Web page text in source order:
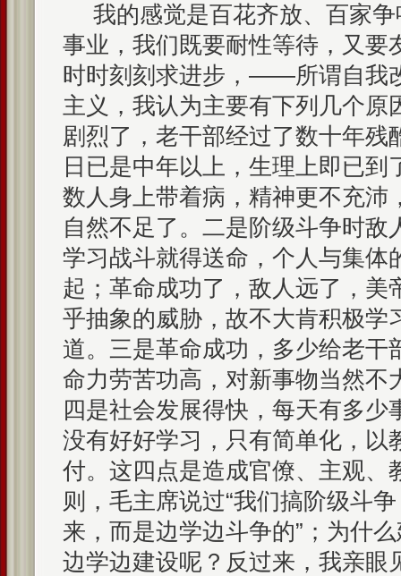
我的感觉是百花齐放、百家
事业，我们既要耐性等待，又要
时时刻刻求进步，——所谓自我
主义，我认为主要有下列几个原
剧烈了，老干部经过了数十年残
日已是中年以上，生理上即已到
数人身上带着病，精神更不充沛
自然不足了。二是阶级斗争时敌
学习战斗就得送命，个人与集体
起；革命成功了，敌人远了，美
乎抽象的威胁，故不大肯积极学
道。三是革命成功，多少给老干
命力劳苦功高，对新事物当然不
四是社会发展得快，每天有多少
没有好好学习，只有简单化，以
付。这四点是造成官僚、主观、
则，毛主席说过“我们搞阶级斗
来，而是边学边斗争的”；为什
边学边建设呢？反过来，我亲眼